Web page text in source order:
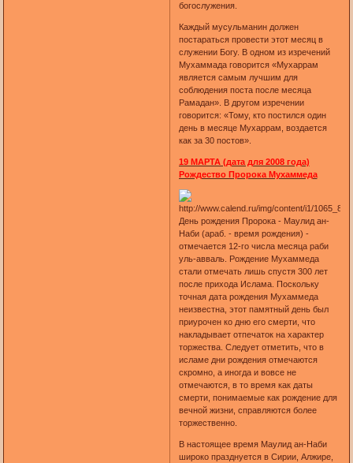
богослужения.
Каждый мусульманин должен
постараться провести этот месяц в
служении Богу. В одном из изречений
Мухаммада говорится «Мухаррам
является самым лучшим для
соблюдения поста после месяца
Рамадан». В другом изречении
говорится: «Тому, кто постился один
день в месяце Мухаррам, воздается
как за 30 постов».
19 МАРТА (дата для 2008 года)
Рождество Пророка Мухаммеда
День рождения Пророка - Маулид ан-
Наби (араб. - время рождения) -
отмечается 12-го числа месяца раби
уль-авваль. Рождение Мухаммеда
стали отмечать лишь спустя 300 лет
после прихода Ислама. Поскольку
точная дата рождения Мухаммеда
неизвестна, этот памятный день был
приурочен ко дню его смерти, что
накладывает отпечаток на характер
торжества. Следует отметить, что в
исламе дни рождения отмечаются
скромно, а иногда и вовсе не
отмечаются, в то время как даты
смерти, понимаемые как рождение для
вечной жизни, справляются более
торжественно.
В настоящее время Маулид ан-Наби
широко празднуется в Сирии, Алжире,